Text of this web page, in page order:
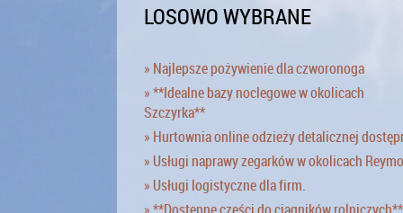
LOSOWO WYBRANE
» Najlepsze pożywienie dla czworonoga
» **Idealne bazy noclegowe w okolicach
Szczyrka**
» Hurtownia online odzieży detalicznej
» Usługi naprawy zegarków w okolicach
» Usługi logistyczne dla firm.